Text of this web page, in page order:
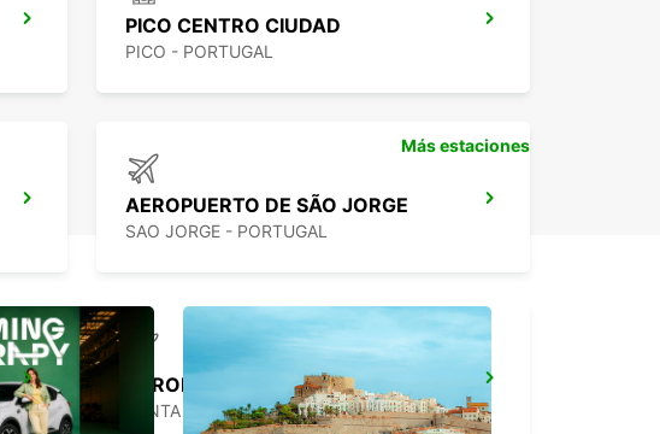
PICO CENTRO CIUDAD
PICO - PORTUGAL
AEROPUERTO DE SÃO JORGE
SAO JORGE - PORTUGAL
AEROPUERTO DE FLORES
SANTA CRUZ DAS FLORES - PORTUGAL
Más estaciones